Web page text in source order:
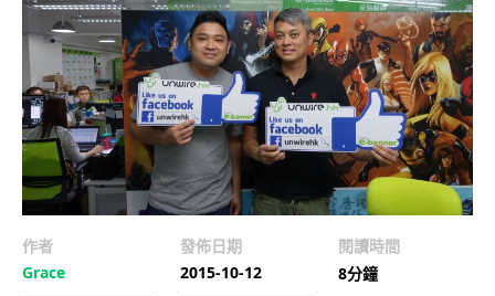
作者
Grace
發佈日期
2015-10-12
閱讀時間
8分鐘